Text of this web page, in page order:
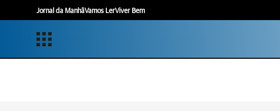
Jornal da ManhãVamos LerViver Bem